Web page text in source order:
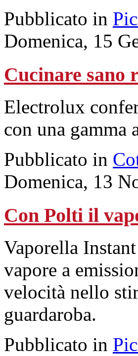
Pubblicato in
Domenica, 15
Cucinare sano
Electrolux
con una gamma
Pubblicato in
Domenica, 13
Con Polti il
Vaporella
vapore a
velocità nello
guardaroba.
Pubblicato in